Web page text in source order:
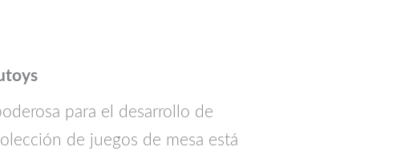
para el desarrollo de
de juegos de mesa está